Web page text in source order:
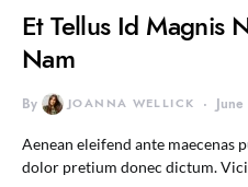
Et Tellus Id Magnis
Nam
By JOANNA WELLICK
Aenean eleifend ante maecenas
dolor pretium donec dictum.